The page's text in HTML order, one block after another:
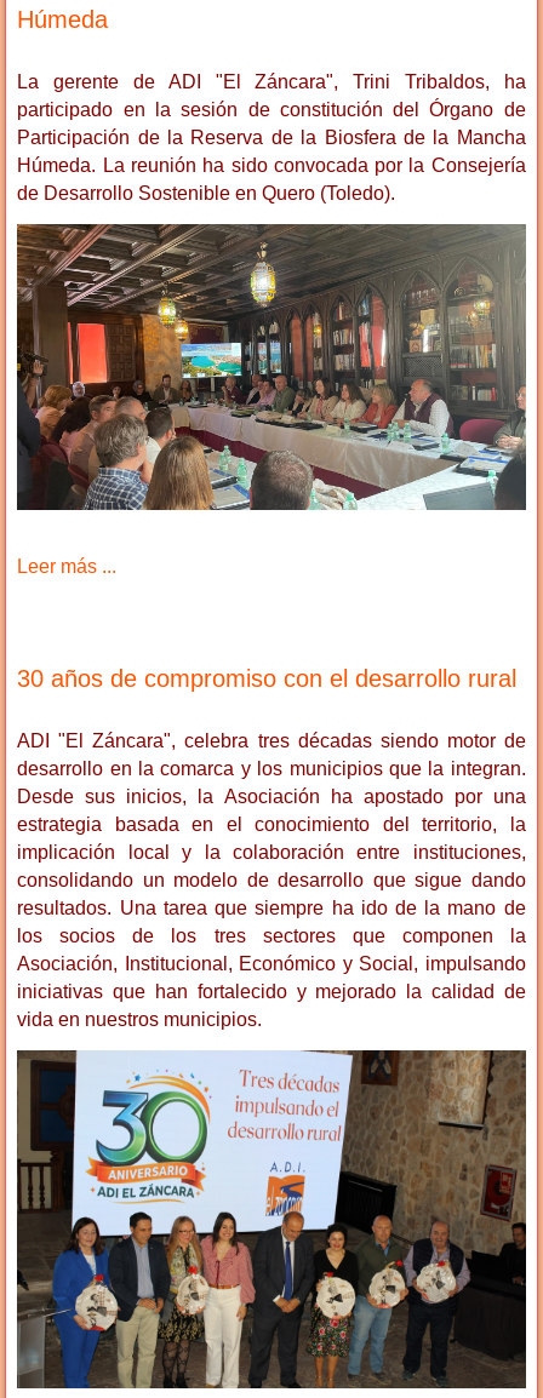
Húmeda
La gerente de ADI "El Záncara", Trini Tribaldos, ha
participado en la sesión de constitución del Órgano de
Participación de la Reserva de la Biosfera de la Mancha
Húmeda. La reunión ha sido convocada por la Consejería
de Desarrollo Sostenible en Quero (Toledo).
Leer más ...
30 años de compromiso con el desarrollo rural
ADI "El Záncara", celebra tres décadas siendo motor de
desarrollo en la comarca y los municipios que la integran.
Desde sus inicios, la Asociación ha apostado por una
estrategia basada en el conocimiento del territorio, la
implicación local y la colaboración entre instituciones,
consolidando un modelo de desarrollo que sigue dando
resultados. Una tarea que siempre ha ido de la mano de
los socios de los tres sectores que componen la
Asociación, Institucional, Económico y Social, impulsando
iniciativas que han fortalecido y mejorado la calidad de
vida en nuestros municipios.